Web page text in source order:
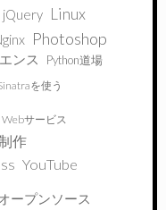
jQuery Linux
Photoshop
ンス Python道場
を使う
Webサービス
作
YouTube
ープンソース